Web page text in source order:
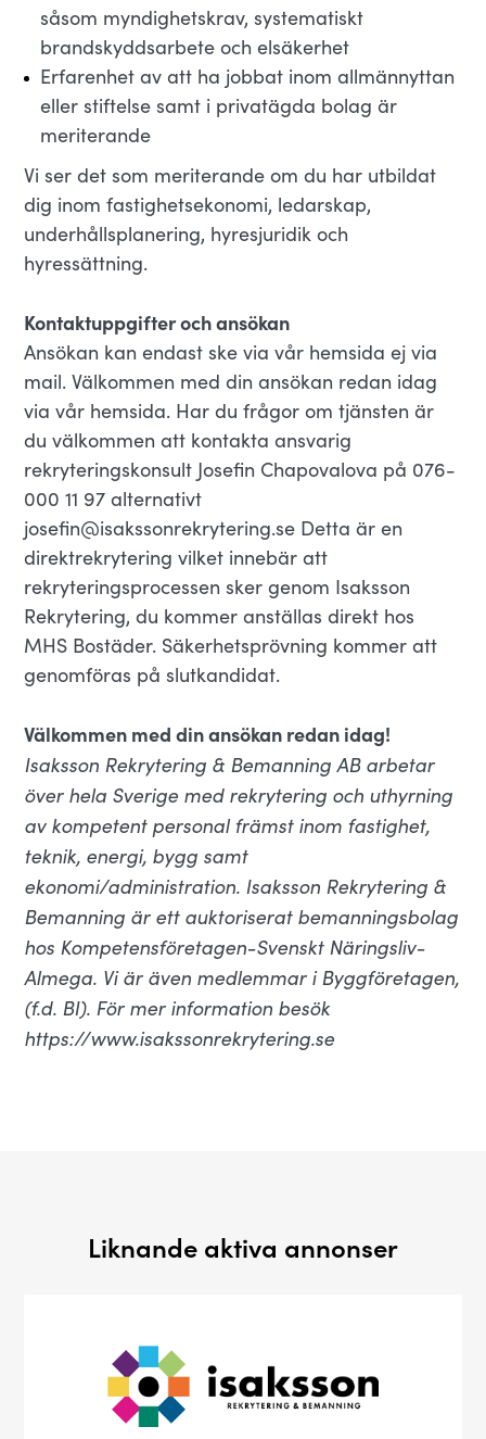
såsom myndighetskrav, systematiskt
brandskyddsarbete och elsäkerhet
Erfarenhet av att ha jobbat inom allmännyttan
eller stiftelse samt i privatägda bolag är
meriterande
Vi ser det som meriterande om du har utbildat
dig inom fastighetsekonomi, ledarskap,
underhållsplanering, hyresjuridik och
hyressättning.
Kontaktuppgifter och ansökan
Ansökan kan endast ske via vår hemsida ej via
mail. Välkommen med din ansökan redan idag
via vår hemsida. Har du frågor om tjänsten är
du välkommen att kontakta ansvarig
rekryteringskonsult Josefin Chapovalova på 076-
000 11 97 alternativt
josefin@isakssonrekrytering.se Detta är en
direktrekrytering vilket innebär att
rekryteringsprocessen sker genom Isaksson
Rekrytering, du kommer anställas direkt hos
MHS Bostäder. Säkerhetsprövning kommer att
genomföras på slutkandidat.
Välkommen med din ansökan redan idag!
Isaksson Rekrytering & Bemanning AB arbetar
över hela Sverige med rekrytering och uthyrning
av kompetent personal främst inom fastighet,
teknik, energi, bygg samt
ekonomi/administration. Isaksson Rekrytering &
Bemanning är ett auktoriserat bemanningsbolag
hos Kompetensföretagen-Svenskt Näringsliv-
Almega. Vi är även medlemmar i Byggföretagen,
(f.d. BI). För mer information besök
https://www.isakssonrekrytering.se
Liknande aktiva annonser